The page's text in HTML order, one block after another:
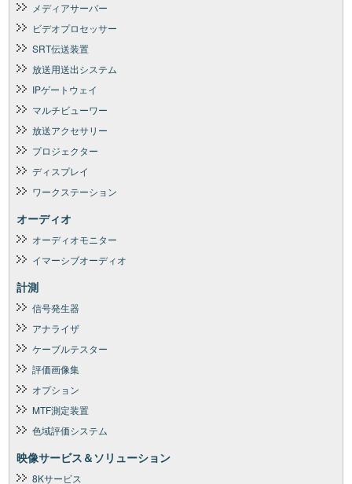
メディアサーバー
ビデオプロセッサー
SRT伝送装置
放送用送出システム
IPゲートウェイ
マルチビューワー
放送アクセサリー
プロジェクター
ディスプレイ
ワークステーション
オーディオ
オーディオモニター
イマーシブオーディオ
計測
信号発生器
アナライザ
ケーブルテスター
評価画像集
オプション
MTF測定装置
色域評価システム
映像サービス＆ソリューション
8Kサービス